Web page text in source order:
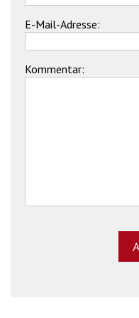
E-Mail-Adresse:
Kommentar: